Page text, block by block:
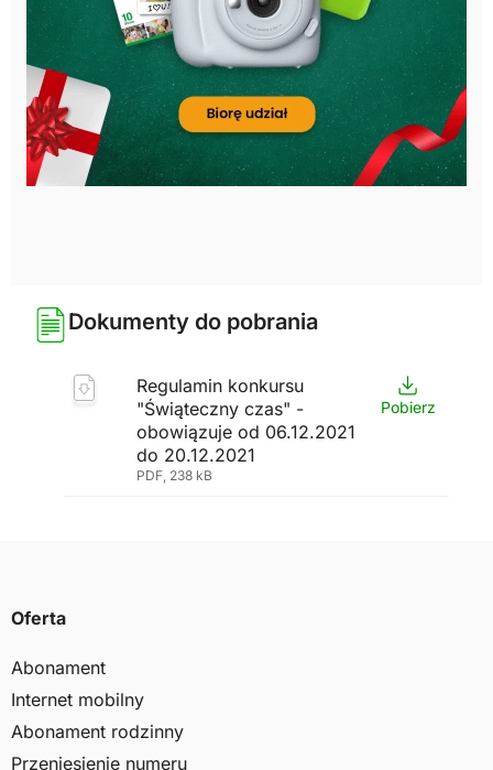
Dokumenty do pobrania
Regulamin konkursu
"Świąteczny czas" -
obowiązuje od 06.12.2021
do 20.12.2021
PDF, 238 kB
Pobierz
Oferta
Abonament
Internet mobilny
Abonament rodzinny
Przeniesienie numeru